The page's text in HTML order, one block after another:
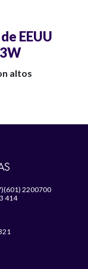
EEUU
altos
2200700
414